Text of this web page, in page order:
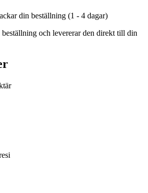
din beställning (1 - 4 dagar)
och levererar den direkt till din